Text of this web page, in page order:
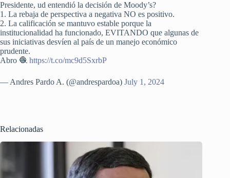
Presidente, ud entendió la decisión de Moody’s?
1. La rebaja de perspectiva a negativa NO es positivo.
2. La calificación se mantuvo estable porque la
institucionalidad ha funcionado, EVITANDO que algunas de
sus iniciativas desvíen al país de un manejo económico
prudente.
Abro 🧶 https://t.co/mc9d5SxrbP
— Andres Pardo A. (@andrespardoa) July 1, 2024
Relacionadas